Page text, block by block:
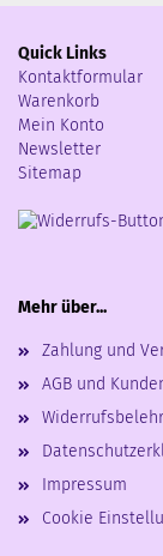
Quick Links
Kontaktformular
Warenkorb
Mein Konto
Newsletter
Sitemap
Mehr über...
Zahlung und
AGB und
Impressum
Cookie